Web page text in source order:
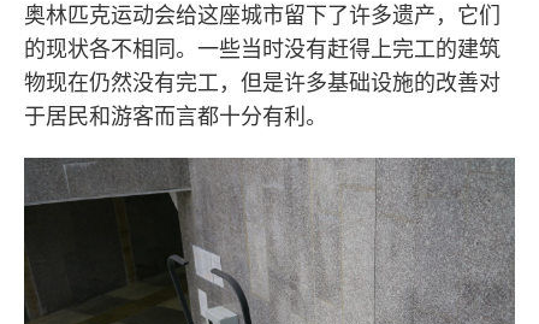
奥林匹克运动会给这座城市留下了许多遗产，它们
的现状各不相同。一些当时没有赶得上完工的建筑
物现在仍然没有完工，但是许多基础设施的改善对
于居民和游客而言都十分有利。